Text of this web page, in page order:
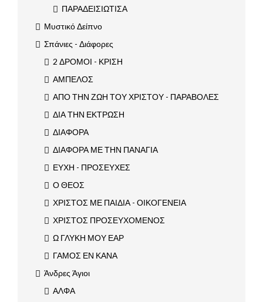
ΠΑΡΑΔΕΙΣΙΩΤΙΣΑ
Μυστικό Δείπνο
Σπάνιες - Διάφορες
2 ΔΡΟΜΟΙ - ΚΡΙΣΗ
ΑΜΠΕΛΟΣ
ΑΠΟ ΤΗΝ ΖΩΗ ΤΟΥ ΧΡΙΣΤΟΥ - ΠΑΡΑΒΟΛΕΣ
ΔΙΑ ΤΗΝ ΕΚΤΡΩΣΗ
ΔΙΑΦΟΡΑ
ΔΙΑΦΟΡΑ ΜΕ ΤΗΝ ΠΑΝΑΓΙΑ
ΕΥΧΗ - ΠΡΟΣΕΥΧΕΣ
Ο ΘΕΟΣ
ΧΡΙΣΤΟΣ ΜΕ ΠΑΙΔΙΑ - ΟΙΚΟΓΕΝΕΙΑ
ΧΡΙΣΤΟΣ ΠΡΟΣΕΥΧΟΜΕΝΟΣ
Ω ΓΛΥΚΗ ΜΟΥ ΕΑΡ
ΓΑΜΟΣ ΕΝ ΚΑΝΑ
Άνδρες Άγιοι
ΑΛΦΑ